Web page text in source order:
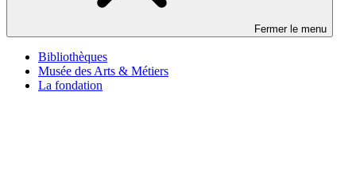
Fermer le menu
Bibliothèques
Musée des Arts & Métiers
La fondation